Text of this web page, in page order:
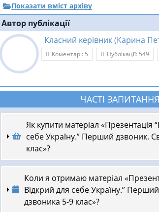
Показати вміст архіву
Автор публікації
Класний керівник (Карина
Коментарі: 5 Публікації: 549
ЧАСТІ
Як купити матеріал
себе Україну.” Перший дзвоник.
клас»?
Коли я отримаю матеріал
Відкрий для себе Україну.”
дзвоника 5-9 клас»?